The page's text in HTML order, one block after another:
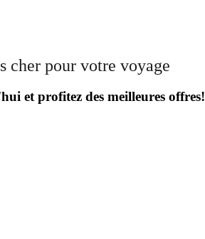
cher pour votre voyage
et profitez des meilleures offres!